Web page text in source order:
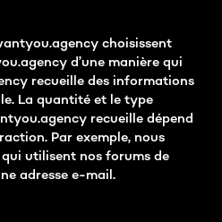
choisissent
d’une manière qui
recueille des informations
La quantité et le type
recueille dépend
Par exemple, nous
utilisent nos forums de
adresse e-mail.